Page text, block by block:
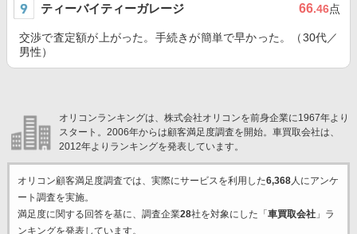
ティーバイティーガレージ 66.46点
交渉で査定額が上がった。手続きが簡単で早かった。（30代／
男性）
オリコンランキングは、株式会社オリコンを前身企業に1967年より
スタート。2006年からは顧客満足度調査を開始。車買取会社は、
2012年よりランキングを発表しています。
オリコン顧客満足度調査では、実際にサービスを利用した6,368人にアンケ
ート調査を実施。
満足度に関する回答を基に、調査企業28社を対象にした「 車買取会社」ラ
ンキングを発表しています。